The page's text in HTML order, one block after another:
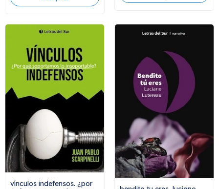
vínculos indefensos. ¿por